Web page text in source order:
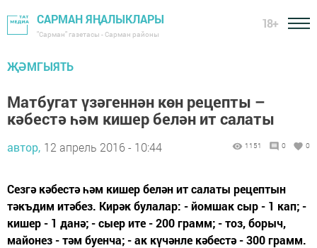
САРМАН ЯҢАЛЫКЛАРЫ
"Сарман" газетасы - Сарман районы
18+
ҖӘМГЫЯТЬ
Матбугат үзәгеннән көн рецепты –
кәбестә һәм кишер белән ит салаты
автор, 12 апрель 2016 - 10:44 1151 0 0
Сезгә кәбестә һәм кишер белән ит салаты рецептын
тәкъдим итәбез. Кирәк булалар: - йомшак сыр - 1 кап; -
кишер - 1 данә; - сыер ите - 200 грамм; - тоз, борыч,
майонез - тәм буенча; - ак күчәнле кәбестә - 300 грамм.